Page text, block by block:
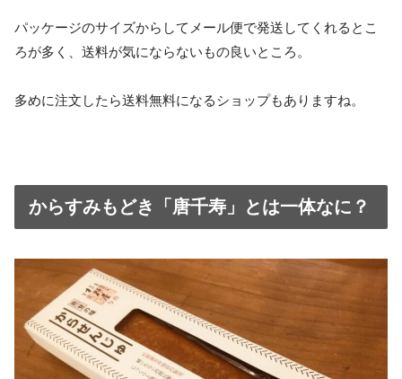
パッケージのサイズからしてメール便で発送してくれるとこ
ろが多く、送料が気にならないもの良いところ。
多めに注文したら送料無料になるショップもありますね。
からすみもどき「唐千寿」とは一体なに？